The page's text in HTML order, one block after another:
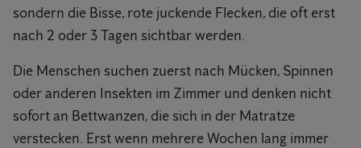
sondern die Bisse, rote juckende Flecken, die oft erst
nach 2 oder 3 Tagen sichtbar werden.
Die Menschen suchen zuerst nach Mücken, Spinnen
oder anderen Insekten im Zimmer und denken nicht
sofort an Bettwanzen, die sich in der Matratze
verstecken. Erst wenn mehrere Wochen lang immer